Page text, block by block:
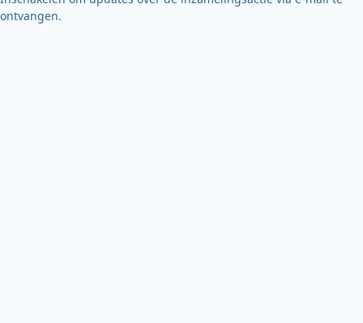
ontvangen.